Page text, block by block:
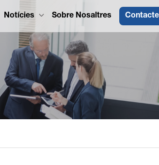
Notícies Sobre Nosaltres Contacte